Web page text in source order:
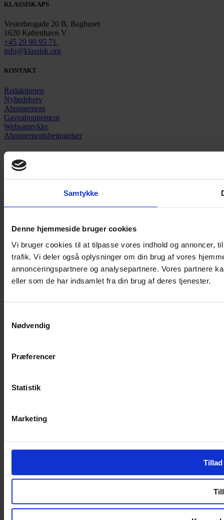
Samtykke
Denne hjemmeside bruger cookies
Vi bruger cookies til at tilpasse vores indhold og annoncer,
trafik. Vi deler også oplysninger om din brug af vores
annonceringspartnere og analysepartnere. Vores partnere
eller som de har indsamlet fra din brug af deres tjenester.
Nødvendig
Præferencer
Statistik
Marketing
Tillad
KLASSISK APS
Vesterbrogade 20 B, Baghuset
1620 København V
+45 29 90 95 71
info@klassisk.org
KONTAKT
Redaktionen
Nyhedsbrev
Abonnement
Gaveabonnement
Websamtykke
Abonnementsbetingelser
SIDER